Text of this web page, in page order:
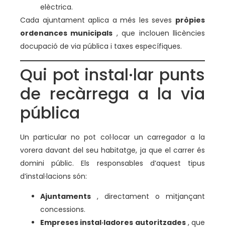
elèctrica.
Cada ajuntament aplica a més les seves pròpies
ordenances municipals , que inclouen llicències
docupació de via pública i taxes específiques.
Qui pot instal·lar punts
de recàrrega a la via
pública
Un particular no pot col·locar un carregador a la
vorera davant del seu habitatge, ja que el carrer és
domini públic. Els responsables d’aquest tipus
d’instal·lacions són:
Ajuntaments , directament o mitjançant
concessions.
Empreses instal·ladores autoritzades, que